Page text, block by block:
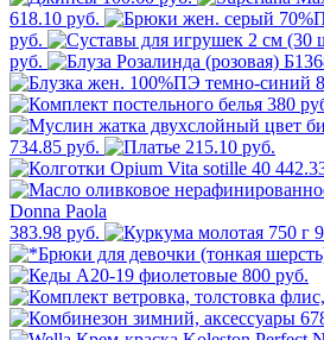
618.10 руб.
руб.
руб.
380
734.85 руб.
215.10 руб.
383.98 руб.
800 руб.